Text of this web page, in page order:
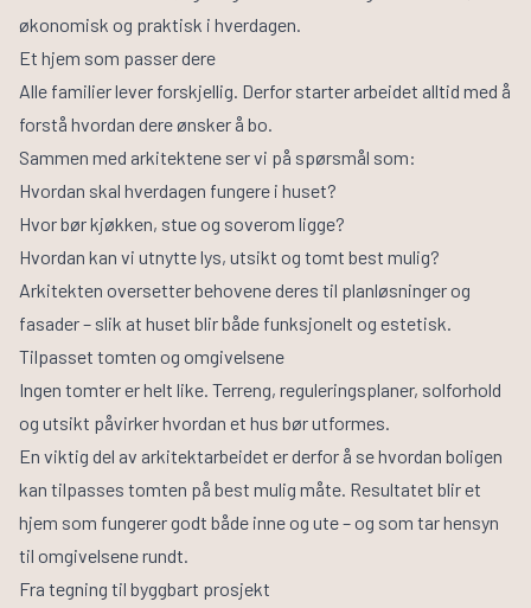
økonomisk og praktisk i hverdagen.
Et hjem som passer dere
Alle familier lever forskjellig. Derfor starter arbeidet alltid med å
forstå hvordan dere ønsker å bo.
Sammen med arkitektene ser vi på spørsmål som:
Hvordan skal hverdagen fungere i huset?
Hvor bør kjøkken, stue og soverom ligge?
Hvordan kan vi utnytte lys, utsikt og tomt best mulig?
Arkitekten oversetter behovene deres til planløsninger og
fasader – slik at huset blir både funksjonelt og estetisk.
Tilpasset tomten og omgivelsene
Ingen tomter er helt like. Terreng, reguleringsplaner, solforhold
og utsikt påvirker hvordan et hus bør utformes.
En viktig del av arkitektarbeidet er derfor å se hvordan boligen
kan tilpasses tomten på best mulig måte. Resultatet blir et
hjem som fungerer godt både inne og ute – og som tar hensyn
til omgivelsene rundt.
Fra tegning til byggbart prosjekt